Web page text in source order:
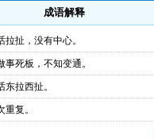
成语解释
拉扯，没有中心。
事死板，不知变通。
东拉西扯。
重复。